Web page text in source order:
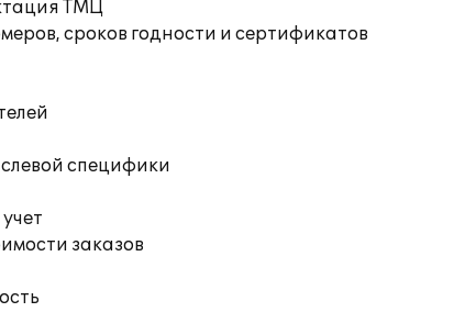
ТМЦ
сроков годности и сертификатов
специфики
заказов